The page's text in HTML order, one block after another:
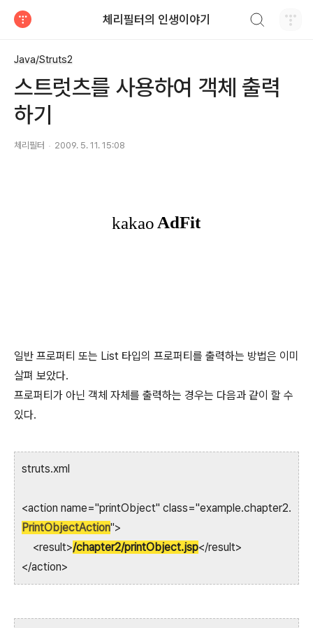
체리필터의 인생이야기
Java/Struts2
스트럿츠를 사용하여 객체 출력
하기
체리필터 2009. 5. 11. 15:08
일반 프로퍼티 또는 List 타입의 프로퍼티를 출력하는 방법은 이미
살펴 보았다.
프로퍼티가 아닌 객체 자체를 출력하는 경우는 다음과 같이 할 수
있다.
struts.xml
<action name="printObject" class="example.chapter2.
PrintObjectAction">
<result>/chapter2/printObject.jsp</result>
</action>